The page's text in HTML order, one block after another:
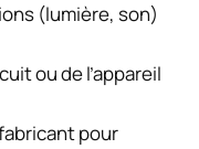
(lumière, son)
ou de l’appareil
pour